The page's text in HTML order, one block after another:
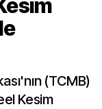
(TCMB)
Kesim